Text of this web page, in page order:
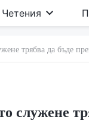
Четения
трябва да бъде
служене